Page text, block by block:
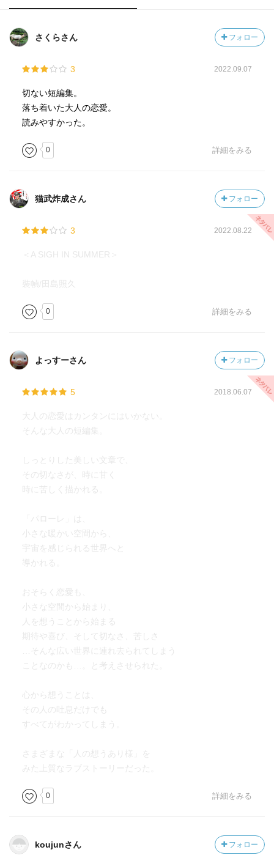
さくらさん フォロー
3 2022.09.07
切ない短編集。
落ち着いた大人の恋愛。
読みやすかった。
0 詳細をみる
猫武炸成さん フォロー
3 2022.08.22
＜A SIGH IN SUMMER＞
裝幀/田島照久
0 詳細をみる
よっすーさん フォロー
5 2018.06.07
大人の恋愛はカンタンにはいかない。
そんな大人の短編集。
しっとりした美しい文章で、
その切なさが、時に甘く
時に苦しく描かれる。
「パローレ」は、
小さな暖かい空間から、
宇宙を感じられる世界へと
導かれる。
おそらく恋愛も、
小さな空間から始まり、
人を想うことから始まる
期待や喜び、そして切なさ、苦しさ
…そんな広い世界に連れ去られてしまう
ことなのかも…。と考えさせられた。
心から想うことは、
その人の吐息だけでも
すべてがわかってしまう。
さまざまな「人の想うあり様」を
みた上質なラブストーリーだった。
0 詳細をみる
koujunさん フォロー